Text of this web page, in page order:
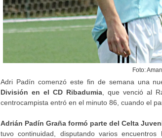
Foto:
Adri Padín comenzó este fin de semana una
División en el CD Ribadumia, que venció al
centrocampista entró en el minuto 86, cuando el
Adrián Padín Graña formó parte del Celta
tuvo continuidad, disputando varios